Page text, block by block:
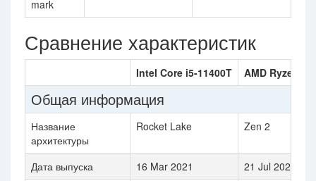
mark
Сравнение характеристик
Intel Core i5-11400T AMD Ryzen 3
Общая информация
Название
архитектуры
Rocket Lake Zen 2
Дата выпуска 16 Mar 2021
21 Jul 2020